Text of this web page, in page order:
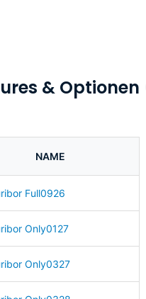
&
NAME
Full0926
Only0127
Only0327